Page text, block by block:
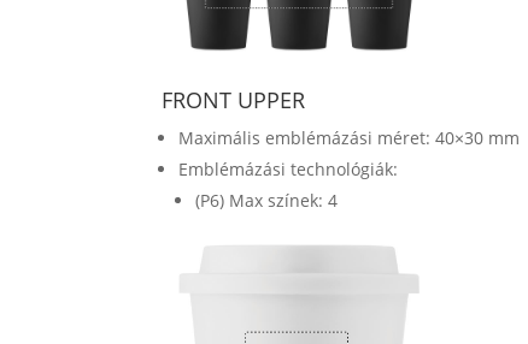
FRONT UPPER
Maximális emblémázási méret: 40×30 mm
Emblémázási technológiák:
(P6) Max színek: 4